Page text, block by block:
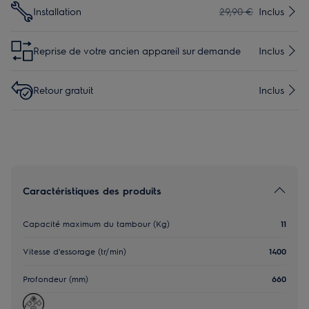
Installation 29,90 € Inclus
Reprise de votre ancien appareil sur demande Inclus
Retour gratuit Inclus
Caractéristiques des produits
Capacité maximum du tambour (Kg) 11
Vitesse d'essorage (tr/min) 1400
Profondeur (mm) 660